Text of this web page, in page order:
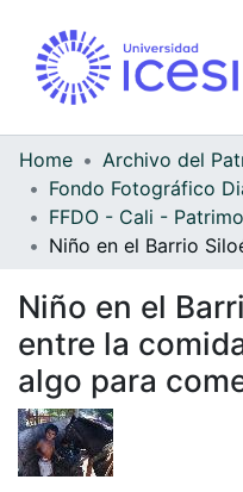
Home
FFDO - Cali -
Niño en el
entre la
algo para